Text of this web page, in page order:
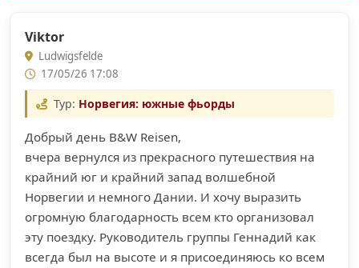
Viktor
Ludwigsfelde
17/05/26 17:08
Тур: Норвегия: южные фьорды
Добрый день B&W Reisen,
вчера вернулся из прекрасного путешествия на
крайний юг и крайний запад волшебной
Норвегии и немного Дании. И хочу выразить
огромную благодарность всем кто организовал
эту поездку. Руководитель группы Геннадий как
всегда был на высоте и я присоединяюсь ко всем